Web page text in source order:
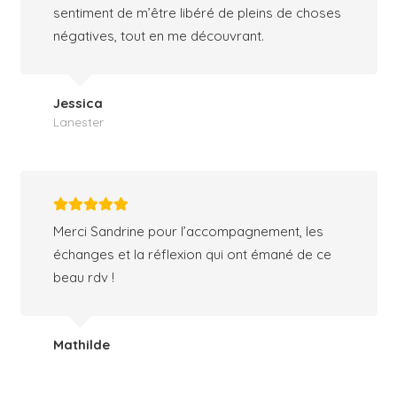
sentiment de m’être libéré de pleins de choses
négatives, tout en me découvrant.
Jessica
Lanester
Merci Sandrine pour l’accompagnement, les
échanges et la réflexion qui ont émané de ce
beau rdv !
Mathilde